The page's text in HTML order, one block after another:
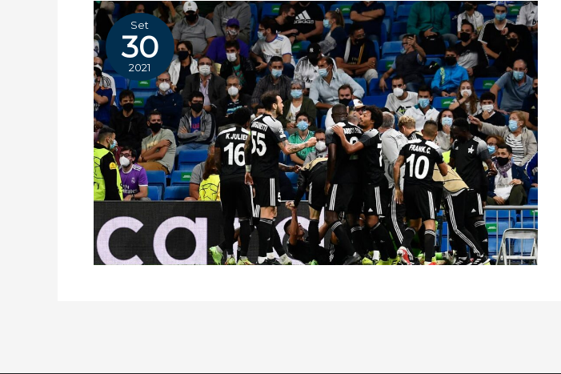
Set
30
2021